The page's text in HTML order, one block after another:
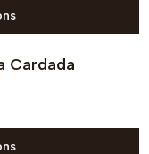
Cardada